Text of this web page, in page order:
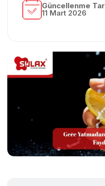
Güncellenme
11 Mart 2026